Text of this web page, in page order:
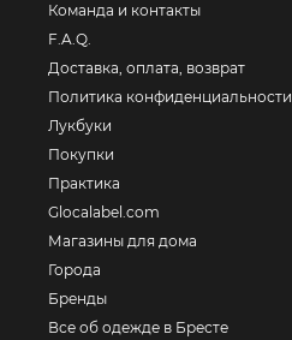
Команда и контакты
F.A.Q.
Доставка, оплата, возврат
Политика конфиденциальности
Лукбуки
Покупки
Практика
Glocalabel.com
Магазины для дома
Города
Бренды
Все об одежде в Бресте